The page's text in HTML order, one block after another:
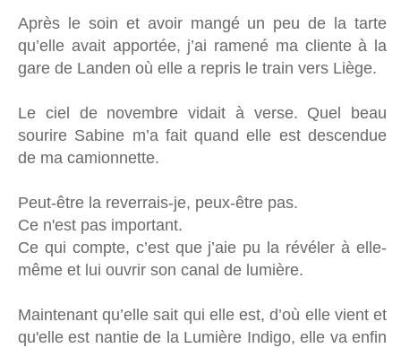
Après le soin et avoir mangé un peu de la tarte
qu’elle avait apportée, j’ai ramené ma cliente à la
gare de Landen où elle a repris le train vers Liège.
Le ciel de novembre vidait à verse. Quel beau
sourire Sabine m’a fait quand elle est descendue
de ma camionnette.
Peut-être la reverrais-je, peux-être pas.
Ce n'est pas important.
Ce qui compte, c’est que j’aie pu la révéler à elle-
même et lui ouvrir son canal de lumière.
Maintenant qu’elle sait qui elle est, d’où elle vient et
qu'elle est nantie de la Lumière Indigo, elle va enfin